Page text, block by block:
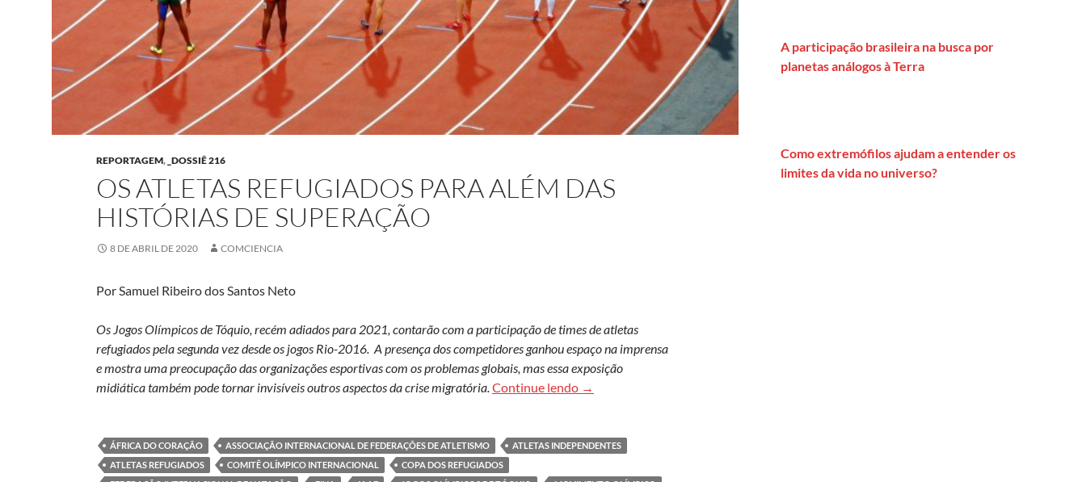
REPORTAGEM, _DOSSIÊ 216
OS ATLETAS REFUGIADOS PARA ALÉM DAS
HISTÓRIAS DE SUPERAÇÃO
8 DE ABRIL DE 2020 COMCIENCIA
Por Samuel Ribeiro dos Santos Neto
Os Jogos Olímpicos de Tóquio, recém adiados para 2021, contarão com a participação de times de atletas
refugiados pela segunda vez desde os jogos Rio-2016. A presença dos competidores ganhou espaço na imprensa
e mostra uma preocupação das organizações esportivas com os problemas globais, mas essa exposição
midiática também pode tornar invisíveis outros aspectos da crise migratória. Continue lendo Os atletas refugiados para além das histórias de superação
→
ÁFRICA DO CORAÇÃO ASSOCIAÇÃO INTERNACIONAL DE FEDERAÇÕES DE ATLETISMO
ATLETAS INDEPENDENTES
ATLETAS REFUGIADOS
COMITÊ OLÍMPICO INTERNACIONAL
COPA DOS REFUGIADOS
A participação brasileira na busca por
planetas análogos à Terra
Como extremófilos ajudam a entender os
limites da vida no universo?